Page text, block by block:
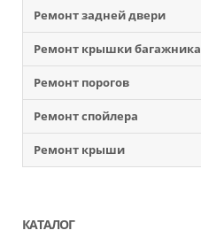
Ремонт задней двери
Ремонт крышки багажника
Ремонт порогов
Ремонт спойлера
Ремонт крыши
КАТАЛОГ